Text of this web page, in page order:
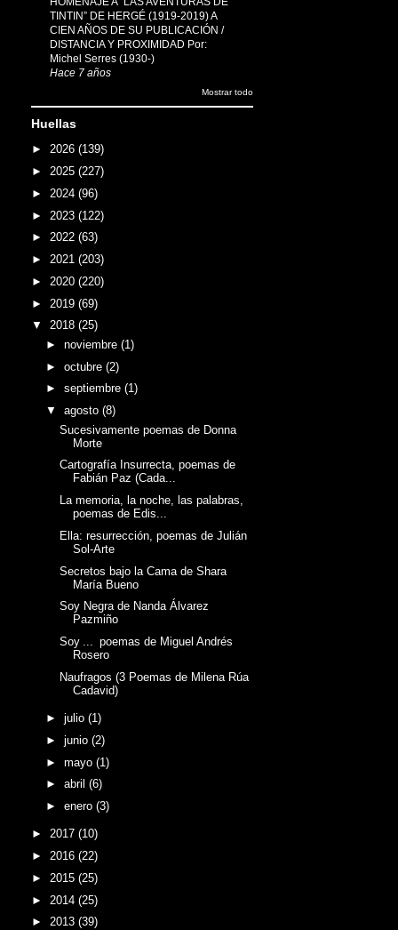
TINTIN” DE HERGÉ (1919-2019) A
CIEN AÑOS DE SU PUBLICACIÓN /
DISTANCIA Y PROXIMIDAD Por:
Michel Serres (1930-)
Hace 7 años
Mostrar todo
Huellas
► 2026 (139)
► 2025 (227)
► 2024 (96)
► 2023 (122)
► 2022 (63)
► 2021 (203)
► 2020 (220)
► 2019 (69)
▼ 2018 (25)
► noviembre (1)
► octubre (2)
► septiembre (1)
▼ agosto (8)
Sucesivamente poemas de Donna
Morte
Cartografía Insurrecta, poemas de
Fabián Paz (Cada...
La memoria, la noche, las palabras,
poemas de Edis...
Ella: resurrección, poemas de Julián
Sol-Arte
Secretos bajo la Cama de Shara
María Bueno
Soy Negra de Nanda Álvarez
Pazmiño
Soy ... poemas de Miguel Andrés
Rosero
Naufragos (3 Poemas de Milena Rúa
Cadavid)
► julio (1)
► junio (2)
► mayo (1)
► abril (6)
► enero (3)
► 2017 (10)
► 2016 (22)
► 2015 (25)
► 2014 (25)
► 2013 (39)